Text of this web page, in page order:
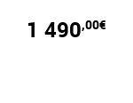
1 490,00€